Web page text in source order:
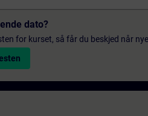
dato?
for kurset, så får du beskjed når